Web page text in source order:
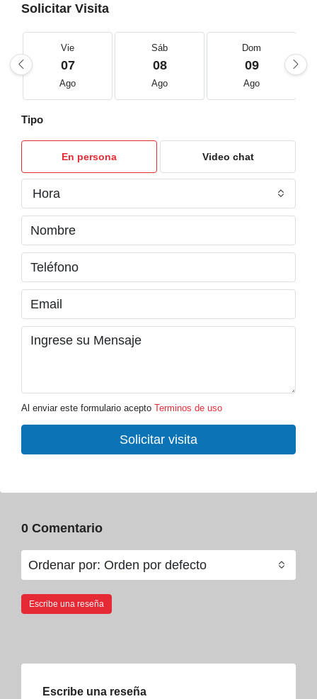
Solicitar Visita
Vie
07
Ago
Sáb
08
Ago
Dom
09
Ago
Tipo
En persona Video chat
Hora
Al enviar este formulario acepto Terminos de uso
Solicitar visita
0 Comentario
Ordenar por: Orden por defecto
Escribe una reseña
Escribe una reseña